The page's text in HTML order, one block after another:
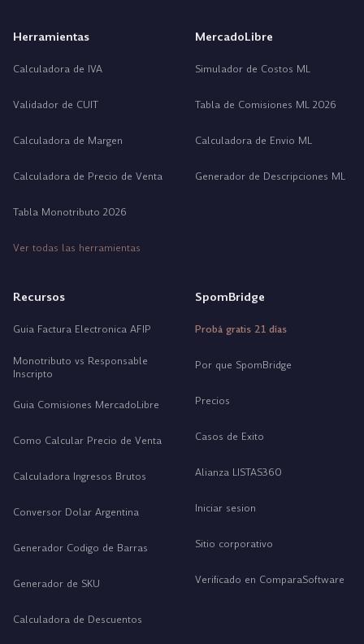
Herramientas
Calculadora de IVA
Validador de CUIT
Calculadora de Margen
Calculadora de Precio de Venta
Tabla Monotributo 2026
Ver todas las herramientas
MercadoLibre
Simulador de Costos ML
Tabla de Comisiones ML 2026
Calculadora de Envio ML
Generador de Descripciones ML
Recursos
Guia Factura Electronica AFIP
Monotributo vs Responsable
Inscripto
Guia Comisiones MercadoLibre
Como Calcular Precio de Venta
Calculadora Ingresos Brutos
Conversor Dolar Argentina
Generador Codigo de Barras
Generador de SKU
Calculadora de Descuentos
SpomBridge
Probá gratis 21 días
Por que SpomBridge
Precios
Casos de Exito
Alianza LISTAS360
Iniciar sesion
Sitio corporativo
Verificado en ComparaSoftware